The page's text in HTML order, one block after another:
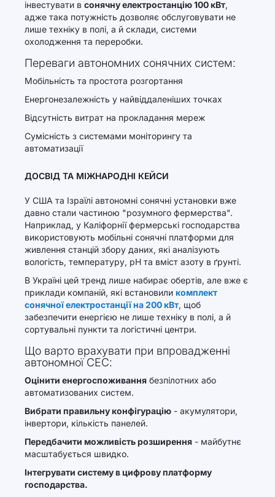
інвестувати в сонячну електростанцію 100 кВт,
адже така потужність дозволяє обслуговувати не
лише техніку в полі, а й склади, системи
охолодження та переробки.
Переваги автономних сонячних систем:
Мобільність та простота розгортання
Енергонезалежність у найвіддаленіших точках
Відсутність витрат на прокладання мереж
Сумісність з системами моніторингу та
автоматизації
ДОСВІД ТА МІЖНАРОДНІ КЕЙСИ
У США та Ізраїлі автономні сонячні установки вже
давно стали частиною "розумного фермерства".
Наприклад, у Каліфорнії фермерські господарства
використовують мобільні сонячні платформи для
живлення станцій збору даних, які аналізують
вологість, температуру, pH та вміст азоту в ґрунті.
В Україні цей тренд лише набирає обертів, але вже є
приклади компаній, які встановили комплект
сонячної електростанції на 200 кВт, щоб
забезпечити енергією не лише техніку в полі, а й
сортувальні пункти та логістичні центри.
Що варто врахувати при впровадженні
автономної СЕС:
Оцінити енергоспоживання безпілотних або
автоматизованих систем.
Вибрати правильну конфігурацію - акумулятори,
інвертори, кількість панелей.
Передбачити можливість розширення - майбутнє
масштабується швидко.
Інтегрувати систему в цифрову платформу
господарства.